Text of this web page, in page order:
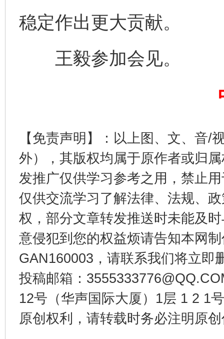
稳定作出更大贡献。
王毅参加会见。
【免责声明】：以上图、文、音/
外），其版权均属于原作者或归
发推广仅供学习参考之用，禁止
仅供交流学习了解法律、法规、
权，部分文章转发推送时未能及
意侵犯到您的权益烦请告知本网
GAN160003，请联系我们将立即
投稿邮箱：
12号（华声国际大厦）1层 1 2 1
原创权利，请转载时务必注明原
完善运行机制助力责任有效落实
东山县通报“牛蛙产品抗生素超标问题” 法
千年窑火 生生不息 一